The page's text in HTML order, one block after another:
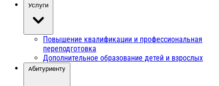
Услуги
Повышение квалификации и профессиональная
переподготовка
Дополнительное образование детей и взрослых
Абитуриенту